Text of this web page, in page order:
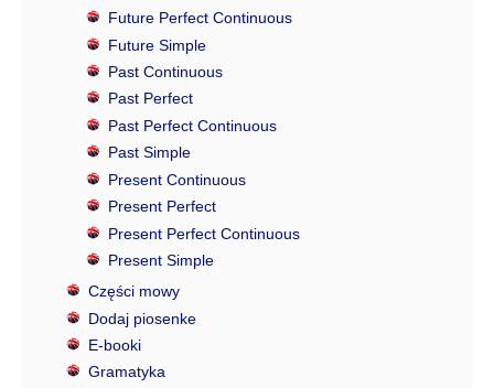
Future Perfect Continuous
Future Simple
Past Continuous
Past Perfect
Past Perfect Continuous
Past Simple
Present Continuous
Present Perfect
Present Perfect Continuous
Present Simple
Części mowy
Dodaj piosenke
E-booki
Gramatyka